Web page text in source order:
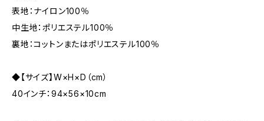
表地：ナイロン100％
中生地：ポリエステル100％
裏地：コットンまたはポリエステル100％
◆【サイズ】W×H×D（cm）
40インチ：94×56×10cm